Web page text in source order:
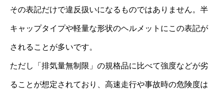
その表記だけで違反扱いになるものではありません。半
キャップタイプや軽量な形状のヘルメットにこの表記が
されることが多いです。
ただし「排気量無制限」の規格品に比べて強度などが劣
ることが想定されており、高速走行や事故時の危険度は